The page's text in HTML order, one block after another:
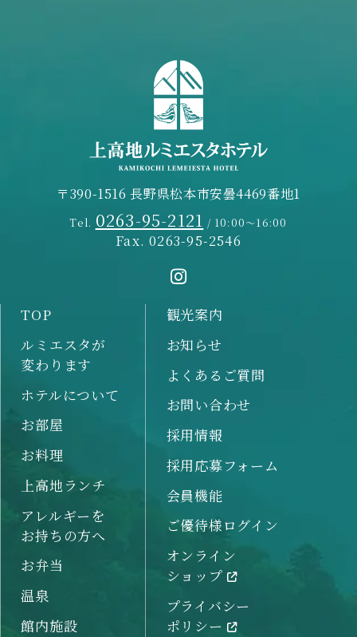
〒390-1516 長野県松本市安曇4469番地1
Tel. 0263-95-2121 / 10:00～16:00
Fax. 0263-95-2546
TOP
ルミエスタが
変わります
ホテルについて
お部屋
お料理
上高地ランチ
アレルギーを
お持ちの方へ
お弁当
温泉
館内施設
観光案内
お知らせ
よくあるご質問
お問い合わせ
採用情報
採用応募フォーム
会員機能
ご優待様ログイン
オンライン
ショップ
プライバシー
ポリシー